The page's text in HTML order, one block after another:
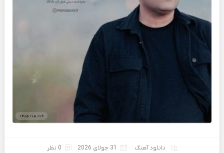
دانلود آهنگ 31 جولای 2026 0 نظر